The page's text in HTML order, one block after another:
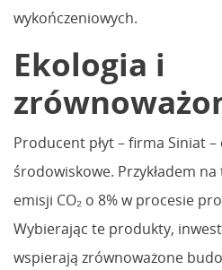
wykończeniowych.
Ekologia i
Producent płyt – firma Siniat
środowiskowe. Przykładem
emisji CO₂ o 8% w procesie
Wybierając te produkty,
wspierają zrównoważone